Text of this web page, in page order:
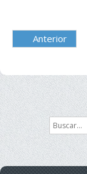
Anterior
Buscar...